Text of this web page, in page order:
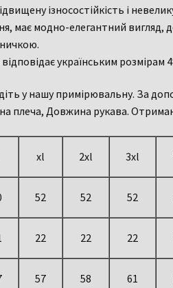
ізносостійкість і
має модно-елегантний вигляд,
українським розмірам
у нашу примірювальну. За
плеча, Довжина рукава.
xl 2xl 3xl
52 52 52
22 22 22
57 58 61